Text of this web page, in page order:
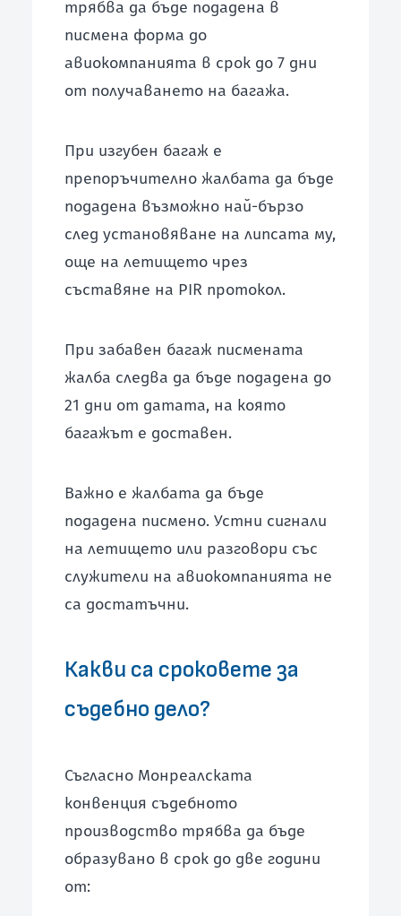
трябва да бъде подадена в
писмена форма до
авиокомпанията в срок до 7 дни
от получаването на багажа.
При изгубен багаж е
препоръчително жалбата да бъде
подадена възможно най-бързо
след установяване на липсата му,
още на летището чрез
съставяне на PIR протокол.
При забавен багаж писмената
жалба следва да бъде подадена до
21 дни от датата, на която
багажът е доставен.
Важно е жалбата да бъде
подадена писмено. Устни сигнали
на летището или разговори със
служители на авиокомпанията не
са достатъчни.
Какви са сроковете за
съдебно дело?
Съгласно Монреалската
конвенция съдебното
производство трябва да бъде
образувано в срок до две години
от: